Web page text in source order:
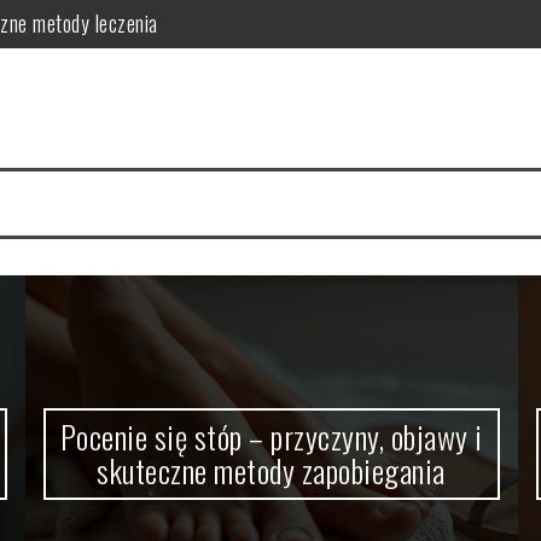
metody leczenia
skórę
skuteczna pielęgnacja
działanie i zastosowanie
Pocenie się stóp – przyczyny, objawy i
skuteczne metody zapobiegania